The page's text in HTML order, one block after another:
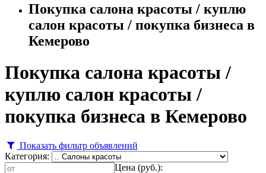
Покупка салона красоты / куплю
салон красоты / покупка бизнеса в
Кемерово
Покупка салона красоты /
куплю салон красоты /
покупка бизнеса в Кемерово
Показать фильтр объявлений
Категория:
Цена (руб.):